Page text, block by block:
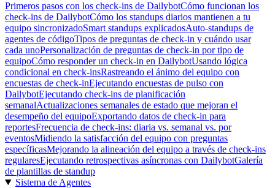
Primeros pasos con los check-ins de DailybotCómo funcionan los
check-ins de DailybotCómo los standups diarios mantienen a tu
equipo sincronizadoSmart standups explicadosAuto-standups de
agentes de códigoTipos de preguntas de check-in y cuándo usar
cada unoPersonalización de preguntas de check-in por tipo de
equipoCómo responder un check-in en DailybotUsando lógica
condicional en check-insRastreando el ánimo del equipo con
encuestas de check-inEjecutando encuestas de pulso con
DailybotEjecutando check-ins de planificación
semanalActualizaciones semanales de estado que mejoran el
desempeño del equipoExportando datos de check-in para
reportesFrecuencia de check-ins: diaria vs. semanal vs. por
eventosMidiendo la satisfacción del equipo con preguntas
específicasMejorando la alineación del equipo a través de check-ins
regularesEjecutando retrospectivas asíncronas con DailybotGalería
de plantillas de standup
Sistema de Agentes